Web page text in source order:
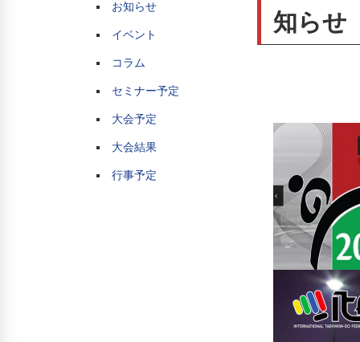
お知らせ
イベント
コラム
セミナー予定
大会予定
大会結果
行事予定
知らせ